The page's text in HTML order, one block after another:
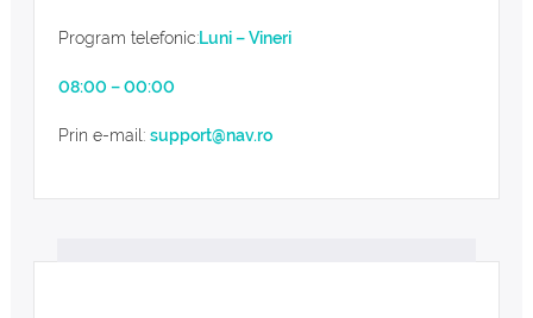
Program telefonic:Luni – Vineri
08:00 – 00:00
Prin e-mail: support@nav.ro